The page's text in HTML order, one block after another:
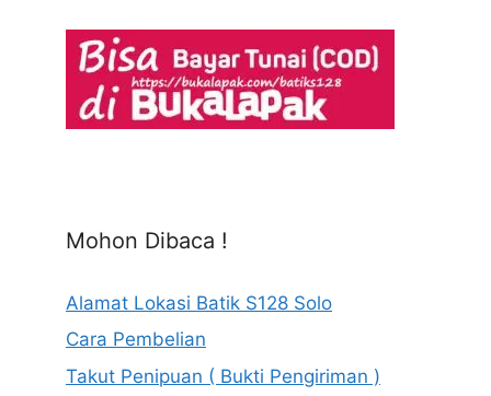
Mohon Dibaca !
Alamat Lokasi Batik S128 Solo
Cara Pembelian
Takut Penipuan ( Bukti Pengiriman )